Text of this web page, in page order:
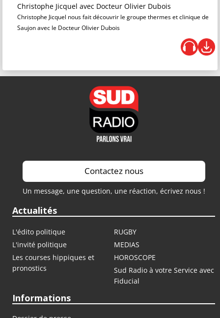
Christophe Jicquel avec Docteur Olivier Dubois
Christophe Jicquel nous fait découvrir le groupe thermes et clinique de
Saujon avec le Docteur Olivier Dubois
Contactez nous
Un message, une question, une réaction, écrivez nous !
Actualités
L'édito politique
RUGBY
L'invité politique
MEDIAS
Les courses hippiques et
pronostics
HOROSCOPE
Sud Radio à votre Service avec
Fiducial
Informations